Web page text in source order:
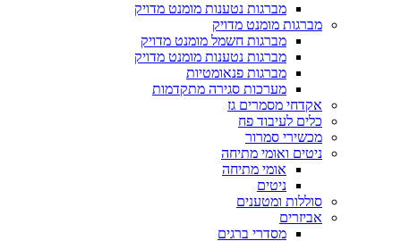
מברגות נטענות מומנט מדויק
מומנט מדויק
מברגות חשמל מומנט מדויק
מברגות נטענות מומנט מדויק
מברגות פנאומטיות
מערכות סגירה מתקדמות
מסמרים גז
ואומי מתיחה
ומטענים